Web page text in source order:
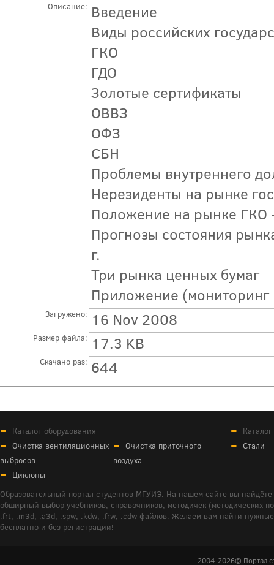
Описание: Введение
Виды российских
ГКО
ГДО
Золотые сертификаты
ОВВЗ
ОФЗ
СБН
Проблемы внутреннего
Нерезиденты на рынке
Положение на рынке ГКО
Прогнозы состояния
г.
Три рынка ценных бумаг
Приложение
Загружено: 16 Nov 2008
Размер файла: 17.3 KB
Скачано раз: 644
Каталог оборудования
Очистка вентиляционных
выбросов
Очистка приточного
воздуха
Циклоны
Стали
Образовательный портал студентов МГУИЭ. На нашем сайте вы
обширный выбор учебников, справочников, методичек (методических
.frt, .m3d, .a3d, .spw, .kdw, .frw, .cdw файлов. Желаем вам найти
бесплатно и без регистрации!
2004-2026© Портал